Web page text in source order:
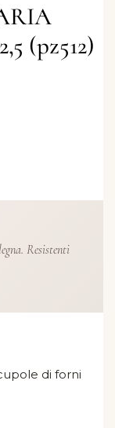
(pz512)
Resistenti
di forni